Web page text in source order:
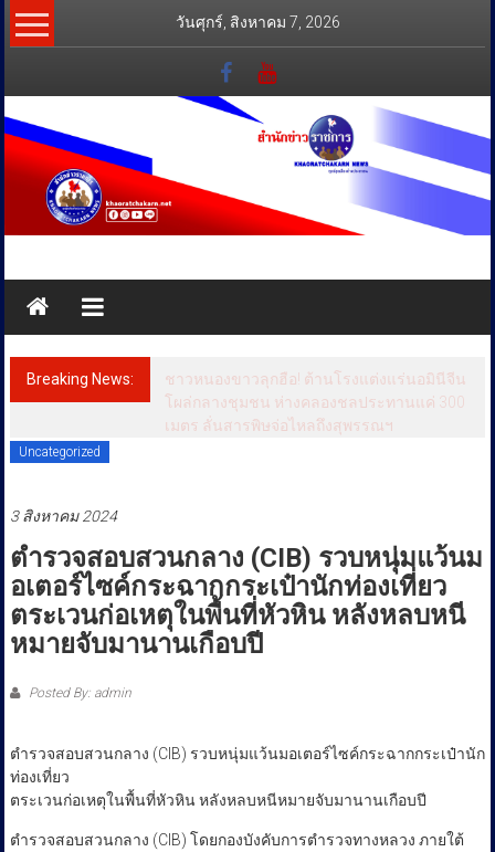
Skip
to
วันศุกร์, สิงหาคม 7, 2026
สำนัก
ข่าว
ราชการ
ทุกข์
เคียง
ประชาชน
Breaking News:
ชาวหนองขาวลุกฮือ! ต้านโรงแต่งแร่นอมินีจีน
โผล่กลางชุมชน ห่างคลองชลประทานแค่ 300
เมตร ลั่นสารพิษจ่อไหลถึงสุพรรณฯ
Uncategorized
3 สิงหาคม 2024
ตำรวจสอบสวนกลาง (CIB) รวบหนุ่มแว้นม
อเตอร์ไซค์กระฉากกระเป๋านักท่องเที่ยว
ตระเวนก่อเหตุในพื้นที่หัวหิน หลังหลบหนี
หมายจับมานานเกือบปี
Posted By: admin
ตำรวจสอบสวนกลาง (CIB) รวบหนุ่มแว้นมอเตอร์ไซค์กระฉากกระเป๋านัก
ท่องเที่ยว
ตระเวนก่อเหตุในพื้นที่หัวหิน หลังหลบหนีหมายจับมานานเกือบปี
ตำรวจสอบสวนกลาง (CIB) โดยกองบังคับการตำรวจทางหลวง ภายใต้